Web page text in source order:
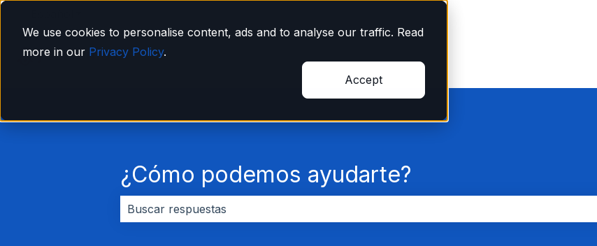
We use cookies to personalise content, ads and to analyse our traffic. Read
more in our Privacy Policy.
Accept
¿Cómo podemos ayudarte?